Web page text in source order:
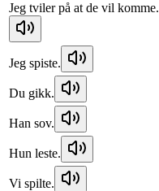
Jeg tviler på at de vil komme.
Jeg spiste.
Du gikk.
Han sov.
Hun leste.
Vi spilte.